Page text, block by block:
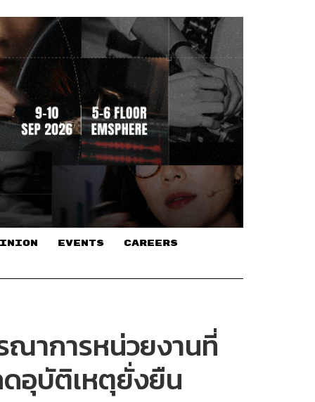
EVENTS CAREERS
ณาการหน่วยงานที่
อุบัติเหตุยั่งยืน